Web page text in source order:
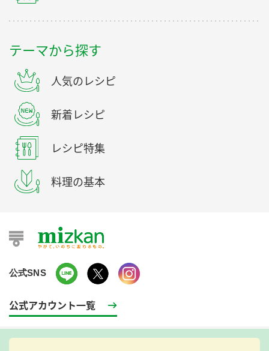
テーマから探す
人気のレシピ
新着レシピ
レシピ特集
料理の基本
公式SNS
公式アカウント一覧